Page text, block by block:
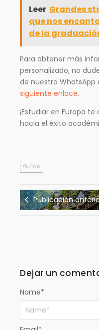
Leer Grandes
que nos
de la
Para obtener más
personalizado, no
de nuestro
siguiente enlace.
¡Estudiar en Europa
hacia el éxito
Guías
Publicación
Dejar un
Name*